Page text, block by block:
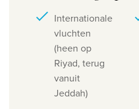
Internationale
vluchten
(heen op
Riyad, terug
vanuit
Jeddah)